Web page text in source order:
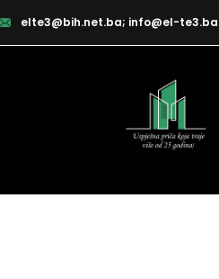
elte3@bih.net.ba; info@el-te3.ba